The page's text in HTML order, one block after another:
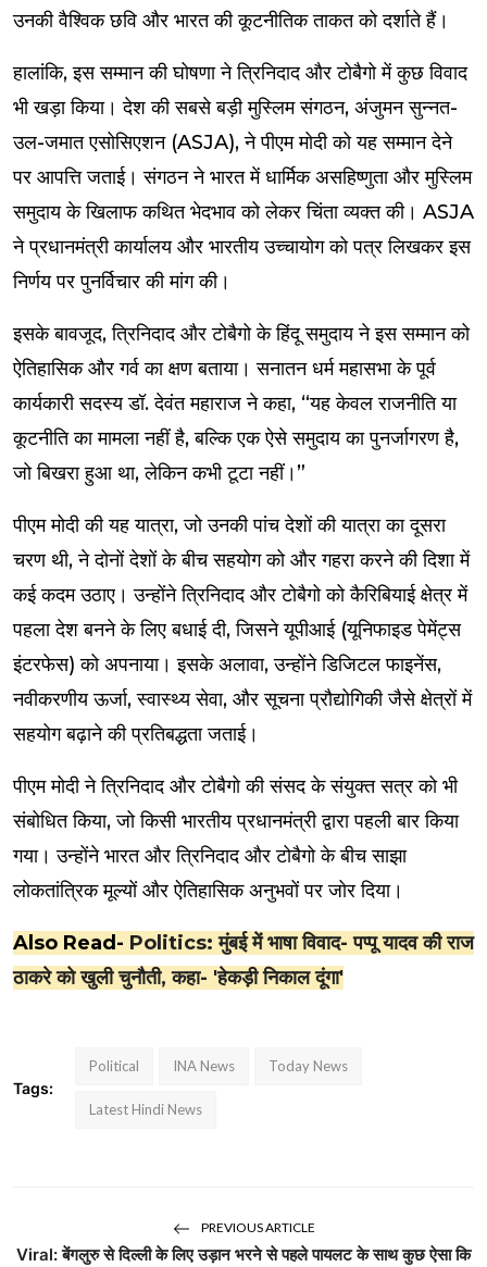
उनकी वैश्विक छवि और भारत की कूटनीतिक ताकत को दर्शाते हैं।
हालांकि, इस सम्मान की घोषणा ने त्रिनिदाद और टोबैगो में कुछ विवाद
भी खड़ा किया। देश की सबसे बड़ी मुस्लिम संगठन, अंजुमन सुन्नत-
उल-जमात एसोसिएशन (ASJA), ने पीएम मोदी को यह सम्मान देने
पर आपत्ति जताई। संगठन ने भारत में धार्मिक असहिष्णुता और मुस्लिम
समुदाय के खिलाफ कथित भेदभाव को लेकर चिंता व्यक्त की। ASJA
ने प्रधानमंत्री कार्यालय और भारतीय उच्चायोग को पत्र लिखकर इस
निर्णय पर पुनर्विचार की मांग की।
इसके बावजूद, त्रिनिदाद और टोबैगो के हिंदू समुदाय ने इस सम्मान को
ऐतिहासिक और गर्व का क्षण बताया। सनातन धर्म महासभा के पूर्व
कार्यकारी सदस्य डॉ. देवंत महाराज ने कहा, “यह केवल राजनीति या
कूटनीति का मामला नहीं है, बल्कि एक ऐसे समुदाय का पुनर्जागरण है,
जो बिखरा हुआ था, लेकिन कभी टूटा नहीं।”
पीएम मोदी की यह यात्रा, जो उनकी पांच देशों की यात्रा का दूसरा
चरण थी, ने दोनों देशों के बीच सहयोग को और गहरा करने की दिशा में
कई कदम उठाए। उन्होंने त्रिनिदाद और टोबैगो को कैरिबियाई क्षेत्र में
पहला देश बनने के लिए बधाई दी, जिसने यूपीआई (यूनिफाइड पेमेंट्स
इंटरफेस) को अपनाया। इसके अलावा, उन्होंने डिजिटल फाइनेंस,
नवीकरणीय ऊर्जा, स्वास्थ्य सेवा, और सूचना प्रौद्योगिकी जैसे क्षेत्रों में
सहयोग बढ़ाने की प्रतिबद्धता जताई।
पीएम मोदी ने त्रिनिदाद और टोबैगो की संसद के संयुक्त सत्र को भी
संबोधित किया, जो किसी भारतीय प्रधानमंत्री द्वारा पहली बार किया
गया। उन्होंने भारत और त्रिनिदाद और टोबैगो के बीच साझा
लोकतांत्रिक मूल्यों और ऐतिहासिक अनुभवों पर जोर दिया।
Also Read- Politics: मुंबई में भाषा विवाद- पप्पू यादव की राज
ठाकरे को खुली चुनौती, कहा- 'हेकड़ी निकाल दूंगा'
Tags:
Political INA News Today News
Latest Hindi News
PREVIOUS ARTICLE
Viral: बेंगलुरु से दिल्ली के लिए उड़ान भरने से पहले पायलट के साथ कुछ ऐसा कि